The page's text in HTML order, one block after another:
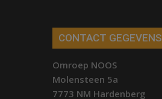
CONTACT GEGEVENS
Omroep NOOS
Molensteen 5a
7773 NM Hardenberg